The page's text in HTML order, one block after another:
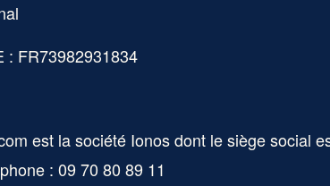
: FR73982931834
est la société Ionosdont le siège social
:09 70 80 89 11